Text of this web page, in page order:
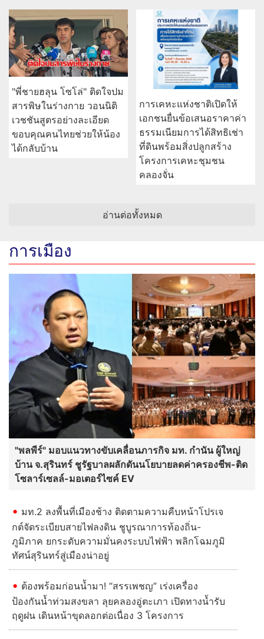
"พี่ชายฮลุน โซโล่" ติดใจปม
สารพิษในร่างกาย วอนนิติ
เวชชันสูตรอย่างละเอียด
ขอบคุณคนไทยช่วยให้น้อง
ได้กลับบ้าน
การเคหะแห่งชาติเปิดให้
เอกชนยื่นข้อเสนอราคาค่า
ธรรมเนียมการได้สิทธิเช่า
ที่ดินพร้อมสิ่งปลูกสร้าง
โครงการเคหะชุมชน
คลองจั่น
อ่านต่อทั้งหมด
การเมือง
"พลพีร์" มอบแนวทางขับเคลื่อนภารกิจ มท. กำนัน ผู้ใหญ่
บ้าน จ.สุรินทร์ ชูรัฐบาลผลักดันนโยบายลดค่าครองชีพ-ติด
โซลาร์เซลล์-มอเตอร์ไซค์ EV
มท.2 ลงพื้นที่เมืองช้าง ติดตามความคืบหน้าโปรเจ
กต์จัดระเบียบสายไฟลงดิน ชูบูรณาการท้องถิ่น-
ภูมิภาค ยกระดับความมั่นคงระบบไฟฟ้า พลิกโฉมภูมิ
ทัศน์สุรินทร์สู่เมืองน่าอยู่
ต้องพร้อมก่อนน้ำมา! “สรรเพชญ” เร่งเครื่อง
ป้องกันน้ำท่วมสงขลา ลุยคลองอู่ตะเภา เปิดทางน้ำรับ
ฤดูฝน เดินหน้าขุดลอกต่อเนื่อง 3 โครงการ